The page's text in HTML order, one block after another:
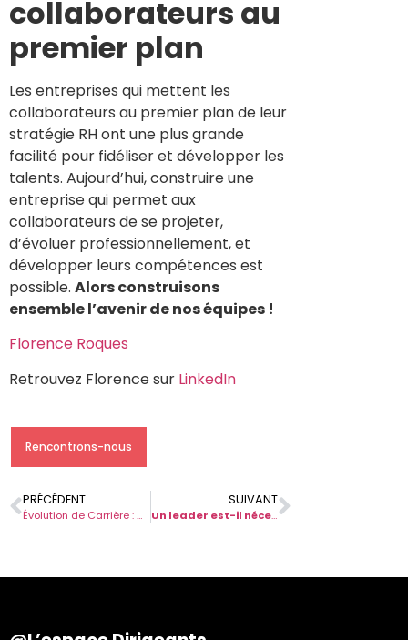
collaborateurs au
premier plan
Les entreprises qui mettent les
collaborateurs au premier plan de leur
stratégie RH ont une plus grande
facilité pour fidéliser et développer les
talents. Aujourd’hui, construire une
entreprise qui permet aux
collaborateurs de se projeter,
d’évoluer professionnellement, et
développer leurs compétences est
possible. Alors construisons
ensemble l’avenir de nos équipes !
Florence Roques
Retrouvez Florence sur LinkedIn
Rencontrons-nous
PRÉCÉDENT
Évolution de Carrière : Comment réussir son projet professionnel ?
SUIVANT
Un leader est-il nécessairement charismatique (et inversement) ?